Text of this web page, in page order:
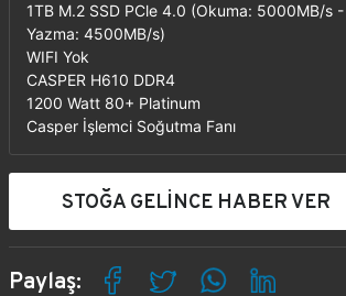
1TB M.2 SSD PCle 4.0 (Okuma: 5000MB/s -
Yazma: 4500MB/s)
WIFI Yok
CASPER H610 DDR4
1200 Watt 80+ Platinum
Casper İşlemci Soğutma Fanı
STOĞA GELİNCE HABER VER
Paylaş: